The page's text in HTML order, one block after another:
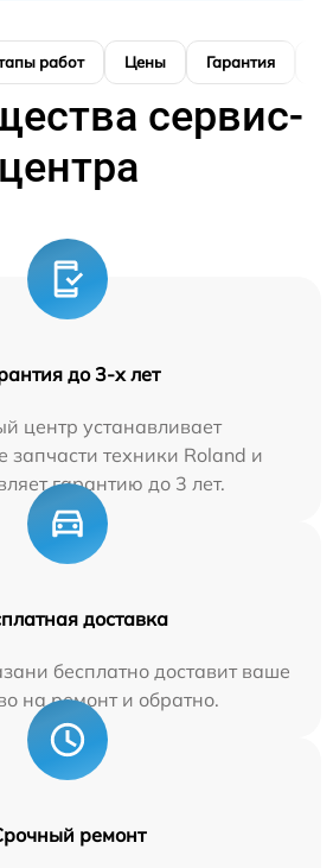
работ Цены Гарантия
сервис-
центра
до 3-х лет
центр устанавливает
запчасти техники Roland и
гарантию до 3 лет.
доставка
бесплатно доставит ваше
на ремонт и обратно.
ремонт